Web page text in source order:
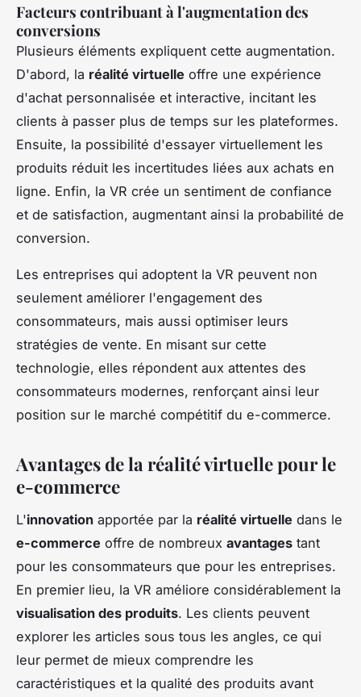
Facteurs contribuant à l'augmentation des
conversions
Plusieurs éléments expliquent cette augmentation.
D'abord, la réalité virtuelle offre une expérience
d'achat personnalisée et interactive, incitant les
clients à passer plus de temps sur les plateformes.
Ensuite, la possibilité d'essayer virtuellement les
produits réduit les incertitudes liées aux achats en
ligne. Enfin, la VR crée un sentiment de confiance
et de satisfaction, augmentant ainsi la probabilité de
conversion.
Les entreprises qui adoptent la VR peuvent non
seulement améliorer l'engagement des
consommateurs, mais aussi optimiser leurs
stratégies de vente. En misant sur cette
technologie, elles répondent aux attentes des
consommateurs modernes, renforçant ainsi leur
position sur le marché compétitif du e-commerce.
Avantages de la réalité virtuelle pour le
e-commerce
L'innovation apportée par la réalité virtuelle dans le
e-commerce offre de nombreux avantages tant
pour les consommateurs que pour les entreprises.
En premier lieu, la VR améliore considérablement la
visualisation des produits. Les clients peuvent
explorer les articles sous tous les angles, ce qui
leur permet de mieux comprendre les
caractéristiques et la qualité des produits avant